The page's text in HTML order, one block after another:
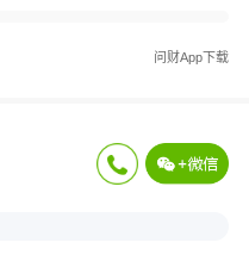
问财App下载